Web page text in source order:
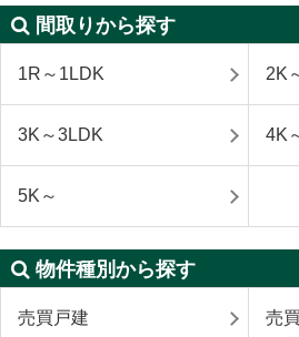
間取りから探す
1R～1LDK 2K
3K～3LDK 4K
5K～
物件種別から探す
売買戸建 売